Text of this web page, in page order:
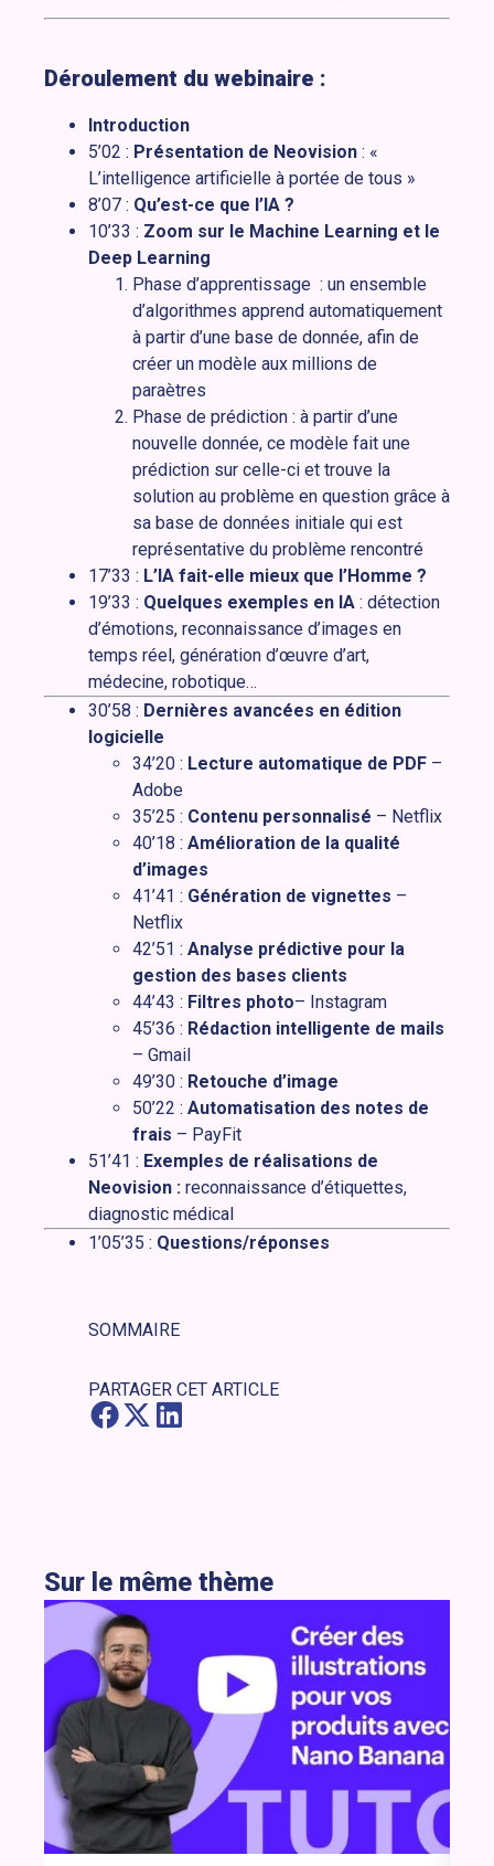
Déroulement du webinaire :
Introduction
5’02 : Présentation de Neovision : «
L’intelligence artificielle à portée de tous »
8’07 : Qu’est-ce que l’IA ?
10’33 : Zoom sur le Machine Learning et le
Deep Learning
Phase d’apprentissage : un ensemble
d’algorithmes apprend automatiquement
à partir d’une base de donnée, afin de
créer un modèle aux millions de
paraètres
Phase de prédiction : à partir d’une
nouvelle donnée, ce modèle fait une
prédiction sur celle-ci et trouve la
solution au problème en question grâce à
sa base de données initiale qui est
représentative du problème rencontré
17’33 : L’IA fait-elle mieux que l’Homme ?
19’33 : Quelques exemples en IA : détection
d’émotions, reconnaissance d’images en
temps réel, génération d’œuvre d’art,
médecine, robotique…
30’58 : Dernières avancées en édition
logicielle
34’20 : Lecture automatique de PDF –
Adobe
35’25 : Contenu personnalisé – Netflix
40’18 : Amélioration de la qualité
d’images
41’41 : Génération de vignettes –
Netflix
42’51 : Analyse prédictive pour la
gestion des bases clients
44’43 : Filtres photo– Instagram
45’36 : Rédaction intelligente de mails
– Gmail
49’30 : Retouche d’image
50’22 : Automatisation des notes de
frais – PayFit
51’41 : Exemples de réalisations de
Neovision : reconnaissance d’étiquettes,
diagnostic médical
1’05’35 : Questions/réponses
SOMMAIRE
PARTAGER CET ARTICLE
Sur le même thème